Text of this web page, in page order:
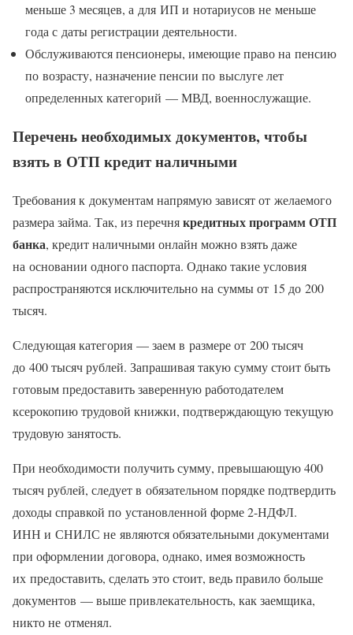
меньше 3 месяцев, а для ИП и нотариусов не меньше
года с даты регистрации деятельности.
Обслуживаются пенсионеры, имеющие право на пенсию
по возрасту, назначение пенсии по выслуге лет
определенных категорий — МВД, военнослужащие.
Перечень необходимых документов, чтобы
взять в ОТП кредит наличными
Требования к документам напрямую зависят от желаемого
размера займа. Так, из перечнякредитных программ ОТП
банка, кредит наличными онлайн можно взять даже
на основании одного паспорта. Однако такие условия
распространяются исключительно на суммы от 15 до 200
тысяч.
Следующая категория — заем в размере от 200 тысяч
до 400 тысяч рублей. Запрашивая такую сумму стоит быть
готовым предоставить заверенную работодателем
ксерокопию трудовой книжки, подтверждающую текущую
трудовую занятость.
При необходимости получить сумму, превышающую 400
тысяч рублей, следует в обязательном порядке подтвердить
доходы справкой по установленной форме 2-НДФЛ.
ИНН и СНИЛС не являются обязательными документами
при оформлении договора, однако, имея возможность
их предоставить, сделать это стоит, ведь правило больше
документов — выше привлекательность, как заемщика,
никто не отменял.